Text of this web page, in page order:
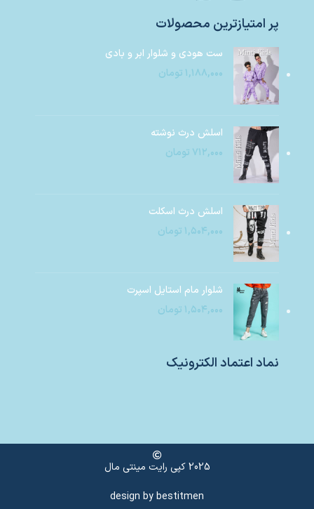
پر امتیازترین محصولات
ست هودی و شلوار ابر و بادی
۱,۱۸۸,۰۰۰ تومان
اسلش درث نوشته
۷۱۲,۰۰۰ تومان
اسلش درث اسکلت
۱,۵۰۴,۰۰۰ تومان
شلوار مام استایل اسپرت
۱,۵۰۴,۰۰۰ تومان
نماد اعتماد الکترونیک
2025 کپی رایت مینتی مال
design bybestitmen